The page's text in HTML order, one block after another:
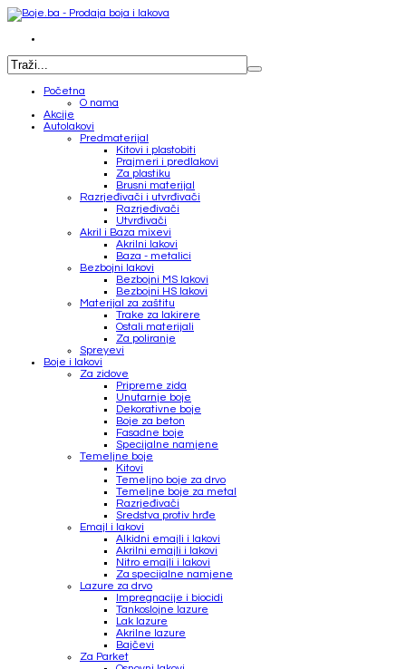
Početna
O nama
Akcije
Autolakovi
Predmaterijal
Kitovi i plastobiti
Prajmeri i predlakovi
Za plastiku
Brusni materijal
Razrjeđivači i utvrđivači
Razrjeđivači
Utvrđivači
Akril i Baza mixevi
Akrilni lakovi
Baza - metalici
Bezbojni lakovi
Bezbojni MS lakovi
Bezbojni HS lakovi
Materijal za zaštitu
Trake za lakirere
Ostali materijali
Za poliranje
Spreyevi
Boje i lakovi
Za zidove
Pripreme zida
Unutarnje boje
Dekorativne boje
Boje za beton
Fasadne boje
Specijalne namjene
Temeljne boje
Kitovi
Temeljno boje za drvo
Temeljne boje za metal
Razrjeđivači
Sredstva protiv hrđe
Emajl i lakovi
Alkidni emajli i lakovi
Akrilni emajli i lakovi
Nitro emajli i lakovi
Za specijalne namjene
Lazure za drvo
Impregnacije i biocidi
Tankoslojne lazure
Lak lazure
Akrilne lazure
Bajčevi
Za Parket